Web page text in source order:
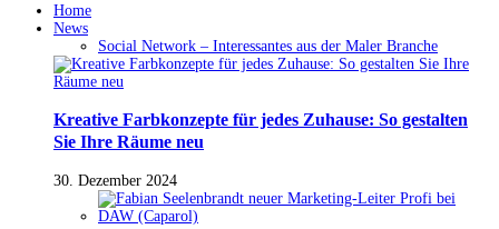
Home
News
Social Network – Interessantes aus der Maler Branche
Kreative Farbkonzepte für jedes Zuhause: So gestalten
Sie Ihre Räume neu
30. Dezember 2024